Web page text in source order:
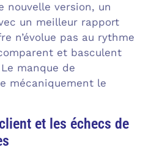
nouvelle version, un
un meilleur rapport
n’évolue pas au rythme
et basculent
manque de
mécaniquement le
et les échecs de